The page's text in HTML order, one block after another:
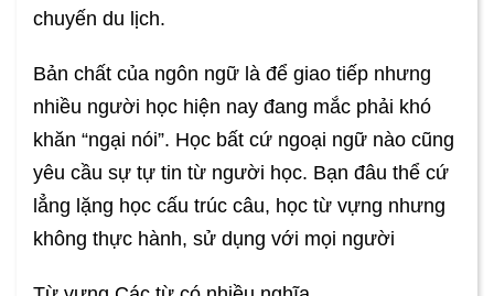
chuyến du lịch.
Bản chất của ngôn ngữ là để giao tiếp nhưng
nhiều người học hiện nay đang mắc phải khó
khăn “ngại nói”. Học bất cứ ngoại ngữ nào cũng
yêu cầu sự tự tin từ người học. Bạn đâu thể cứ
lẳng lặng học cấu trúc câu, học từ vựng nhưng
không thực hành, sử dụng với mọi người